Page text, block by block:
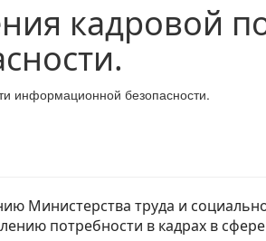
кадровой
информационной безопасности.
Министерства труда и
потребности в кадрах в